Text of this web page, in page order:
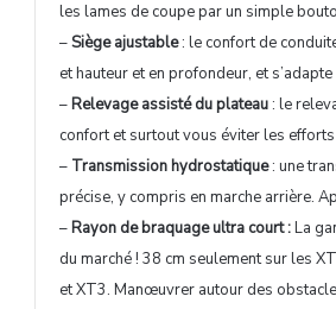
les lames de coupe par un simple
–Siège ajustable: le confort de
et hauteur et en profondeur, et
–Relevage assisté du plateau: le
confort et surtout vous éviter les
– Transmission hydrostatique: une
précise, y compris en marche arrière.
–Rayon de braquage ultra court :La
du marché ! 38 cm seulement sur les
et XT3. Manœuvrer autour des